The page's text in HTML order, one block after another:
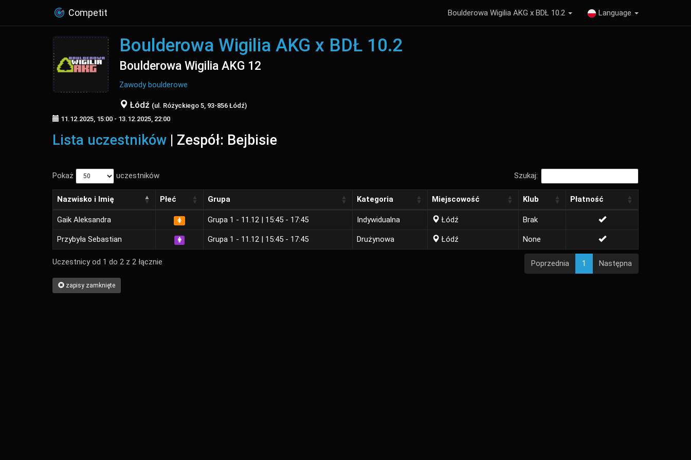
Competit Language
Boulderowa Wigilia AKG x BDŁ 10.2
Boulderowa Wigilia AKG x BDŁ 10.2
Boulderowa Wigilia AKG 12
Zawody boulderowe
Łódź (ul. Różyckiego 5, 93-856 Łódź)
11.12.2025, 15:00 - 13.12.2025, 22:00
Lista uczestników | Zespół: Bejbisie
Pokaż uczestników Szukaj:
Nazwisko i Imię Płeć Grupa Kategoria Miejscowość Klub Płatność
Gaik Aleksandra Grupa 1 - 11.12 | 15:45 - 17:45 Indywidualna Łódź Brak
Przybyła Sebastian Grupa 1 - 11.12 | 15:45 - 17:45 Drużynowa Łódź None
Uczestnicy od 1 do 2 z 2 łącznie Poprzednia 1 Następna
zapisy zamknięte